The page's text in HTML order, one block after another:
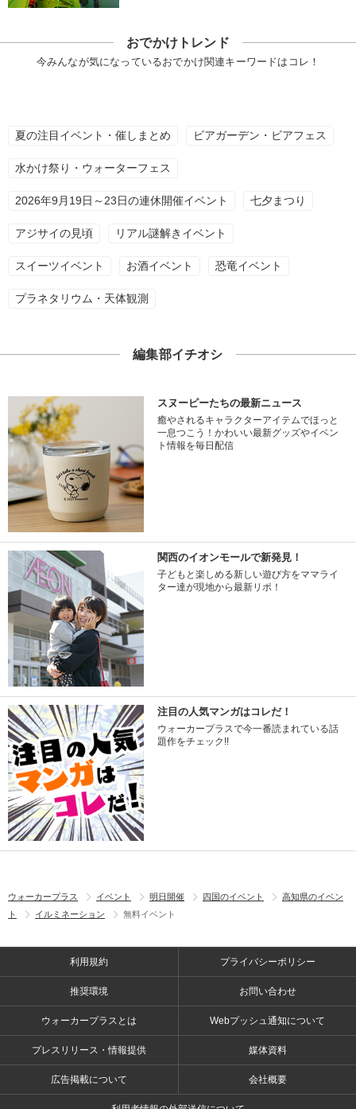
おでかけトレンド
今みんなが気になっているおでかけ関連キーワードはコレ！
夏の注目イベント・催しまとめ ビアガーデン・ビアフェス
水かけ祭り・ウォーターフェス
2026年9月19日～23日の連休開催イベント 七夕まつり
アジサイの見頃 リアル謎解きイベント
スイーツイベント お酒イベント 恐竜イベント
プラネタリウム・天体観測
編集部イチオシ
スヌーピーたちの最新ニュース
癒やされるキャラクターアイテムでほっと
一息つこう！かわいい最新グッズやイベン
ト情報を毎日配信
関西のイオンモールで新発見！
子どもと楽しめる新しい遊び方をママライ
ター達が現地から最新リポ！
注目の人気マンガはコレだ！
ウォーカープラスで今一番読まれている話
題作をチェック!!
ウォーカープラス イベント 明日開催 四国のイベント
高知県のイベン
ト
イルミネーション 無料イベント
利用規約 プライバシーポリシー
推奨環境 お問い合わせ
ウォーカープラスとは Webプッシュ通知について
プレスリリース・情報提供 媒体資料
広告掲載について 会社概要